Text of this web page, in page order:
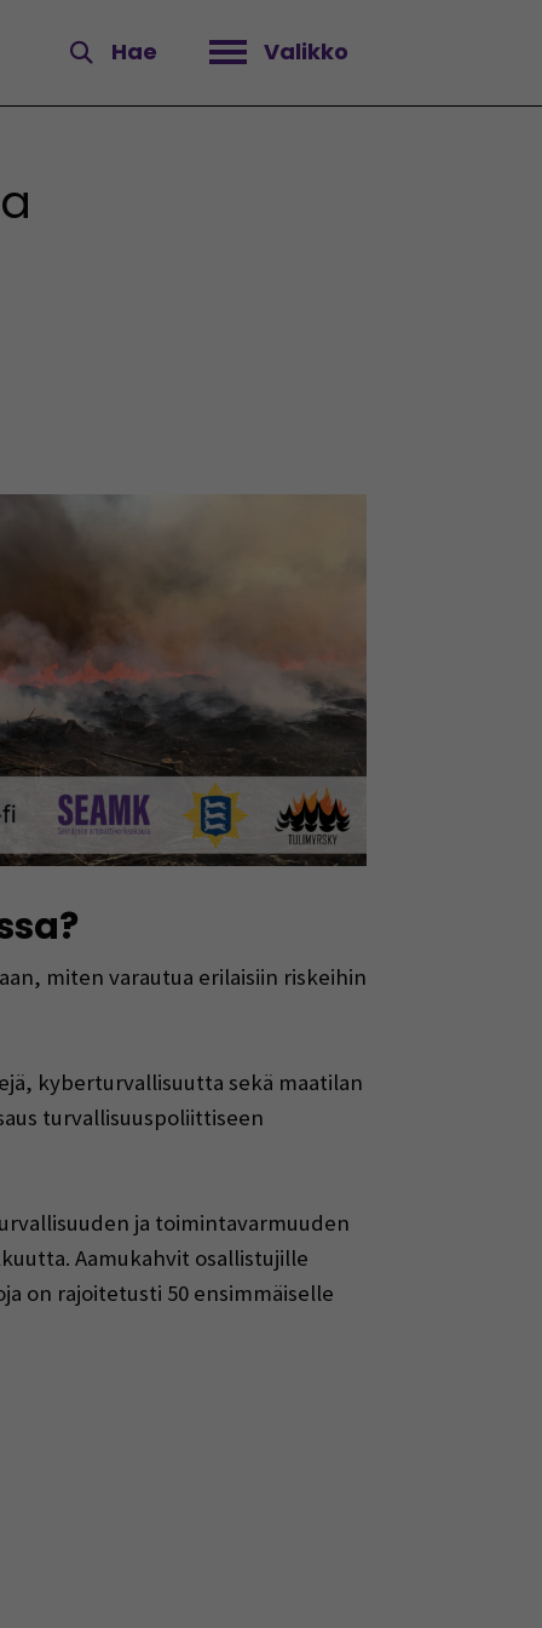
Hae Valikko
Avaa valikko
miten varautua erilaisiin riskeihin
kyberturvallisuutta sekä maatilan
turvallisuuspoliittiseen
ja toimintavarmuuden
Aamukahvit osallistujille
on rajoitetusti 50 ensimmäiselle